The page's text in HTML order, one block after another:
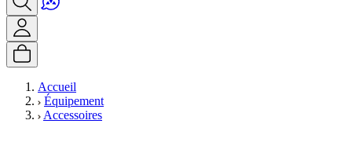
Accueil
Équipement
Accessoires